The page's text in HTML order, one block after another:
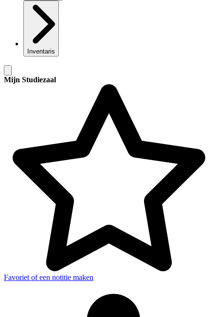
Inventaris
Mijn Studiezaal
Favoriet of een notitie maken